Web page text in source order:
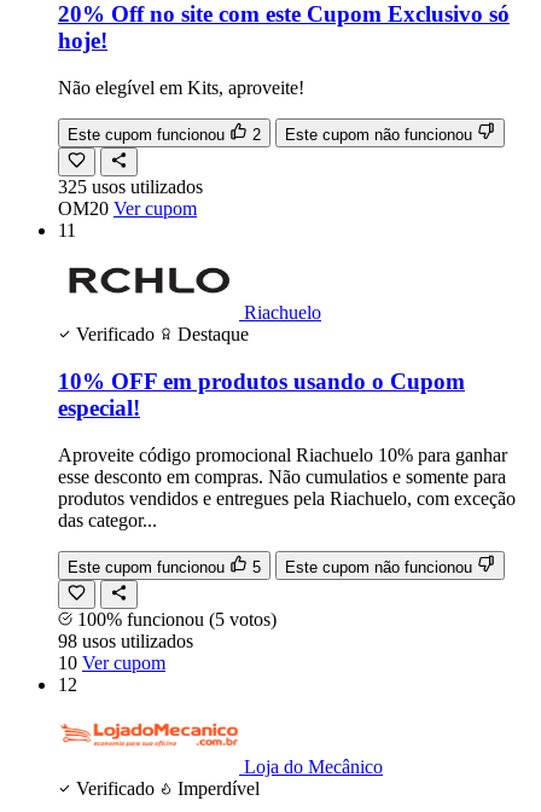
20% Off no site com este Cupom Exclusivo só
hoje!
Não elegível em Kits, aproveite!
Este cupom funcionou 2 Este cupom não funcionou
325 usos utilizados
OM20 Ver cupom
11
Riachuelo
Verificado
Destaque
10% OFF em produtos usando o Cupom
especial!
Aproveite código promocional Riachuelo 10% para ganhar
esse desconto em compras. Não cumulatios e somente para
produtos vendidos e entregues pela Riachuelo, com exceção
das categor...
Este cupom funcionou 5 Este cupom não funcionou
100% funcionou (5 votos)
98 usos utilizados
10 Ver cupom
12
Loja do Mecânico
Verificado
Imperdível